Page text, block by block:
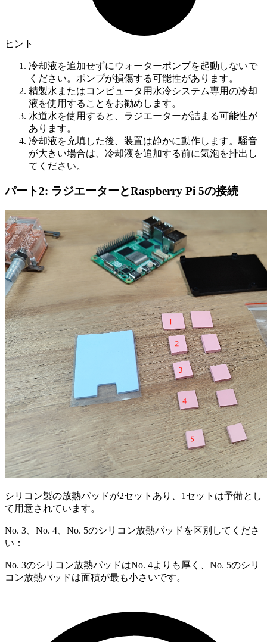
ヒント
冷却液を追加せずにウォーターポンプを起動しないで
ください。ポンプが損傷する可能性があります。
精製水またはコンピュータ用水冷システム専用の冷却
液を使用することをお勧めします。
水道水を使用すると、ラジエーターが詰まる可能性が
あります。
冷却液を充填した後、装置は静かに動作します。騒音
が大きい場合は、冷却液を追加する前に気泡を排出し
てください。
パート2: ラジエーターとRaspberry Pi 5の接続
シリコン製の放熱パッドが2セットあり、1セットは予備とし
て用意されています。
No. 3、No. 4、No. 5のシリコン放熱パッドを区別してくださ
い：
No. 3のシリコン放熱パッドはNo. 4よりも厚く、No. 5のシリ
コン放熱パッドは面積が最も小さいです。